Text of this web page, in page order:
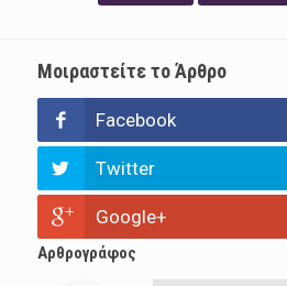
Μοιραστείτε το Άρθρο
Facebook
Twitter
Google+
Αρθρογράφος